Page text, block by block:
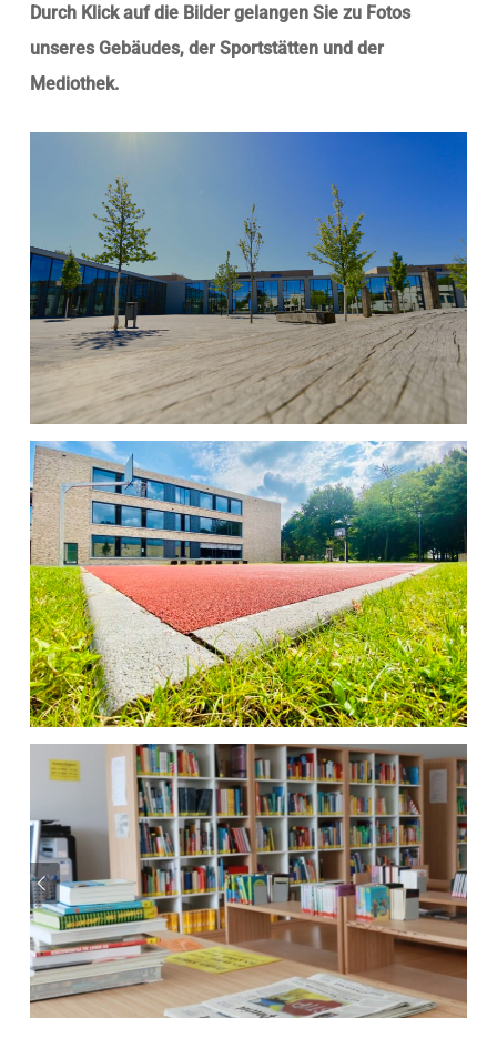
Durch Klick auf die Bilder gelangen Sie zu Fotos
unseres Gebäudes, der Sportstätten und der
Mediothek.